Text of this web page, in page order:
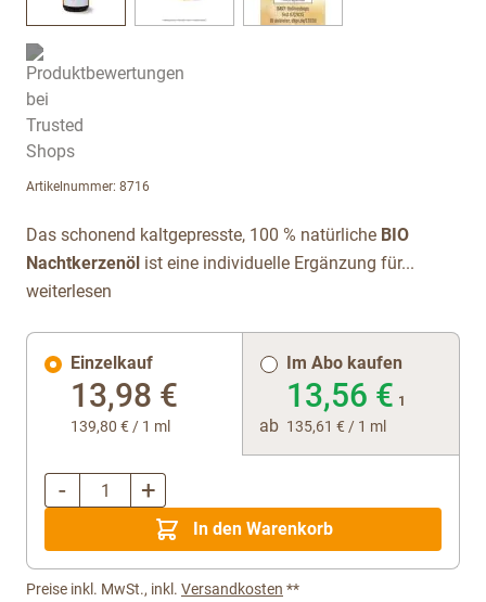
Artikelnummer: 8716
Das schonend kaltgepresste, 100 % natürliche BIO
Nachtkerzenöl ist eine individuelle Ergänzung für...
weiterlesen
Einzelkauf
13,98 €
139,80 € / 1 ml
Im Abo kaufen
ab
13,56 €
135,61 € / 1 ml
1
Menge
- +
In den Warenkorb
Preise inkl. MwSt., inkl. Versandkosten **